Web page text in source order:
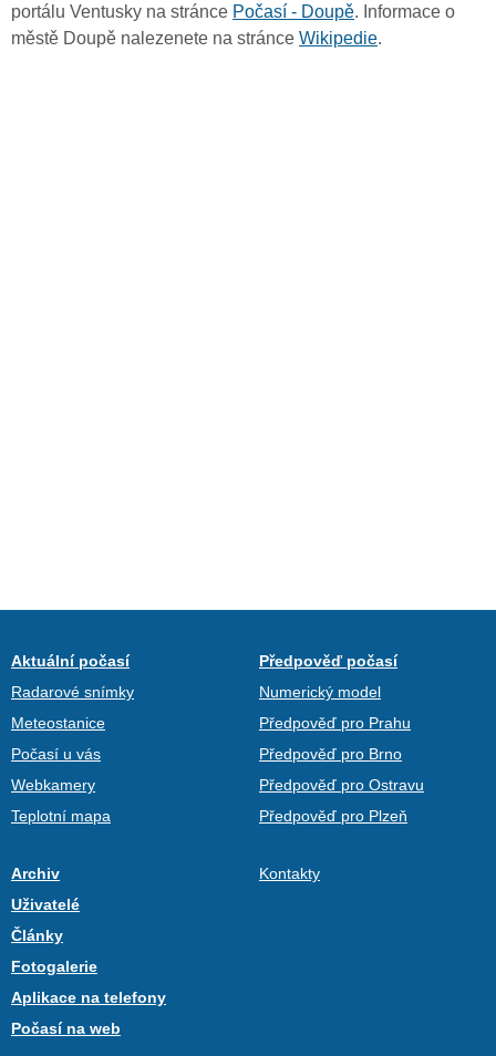
portálu Ventusky na stránce Počasí - Doupě. Informace o
městě Doupě nalezenete na stránce Wikipedie.
Aktuální počasí
Radarové snímky
Meteostanice
Počasí u vás
Webkamery
Teplotní mapa
Předpověď počasí
Numerický model
Předpověď pro Prahu
Předpověď pro Brno
Předpověď pro Ostravu
Předpověď pro Plzeň
Archiv
Uživatelé
Články
Fotogalerie
Aplikace na telefony
Počasí na web
Kontakty